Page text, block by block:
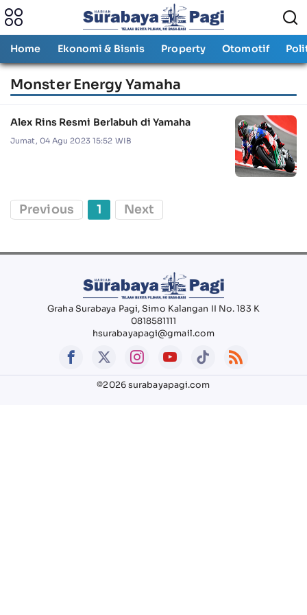
Home Ekonomi & Bisnis Property Otomotif
Monster Energy Yamaha
Alex Rins Resmi Berlabuh di Yamaha
Jumat, 04 Agu 2023 15:52 WIB
Previous 1 Next
Graha Surabaya Pagi, Simo Kalangan II No. 183 K
0818581111
hsurabayapagi@gmail.com
©2026 surabayapagi.com